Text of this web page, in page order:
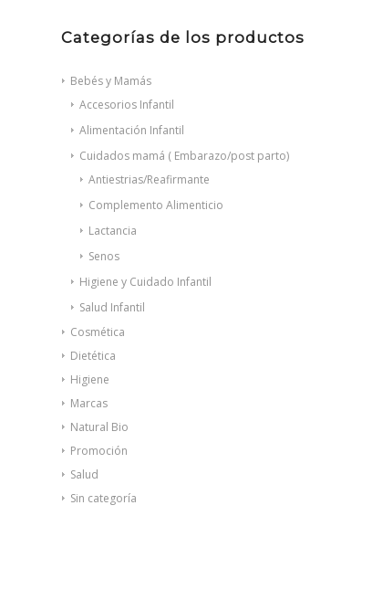
Categorías de los productos
Bebés y Mamás
Accesorios Infantil
Alimentación Infantil
Cuidados mamá ( Embarazo/post parto)
Antiestrias/Reafirmante
Complemento Alimenticio
Lactancia
Senos
Higiene y Cuidado Infantil
Salud Infantil
Cosmética
Dietética
Higiene
Marcas
Natural Bio
Promoción
Salud
Sin categoría